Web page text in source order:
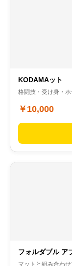
KODAMAット
格闘技・受け身・
￥10,000
フォルダブル ア
マットと組み合わ